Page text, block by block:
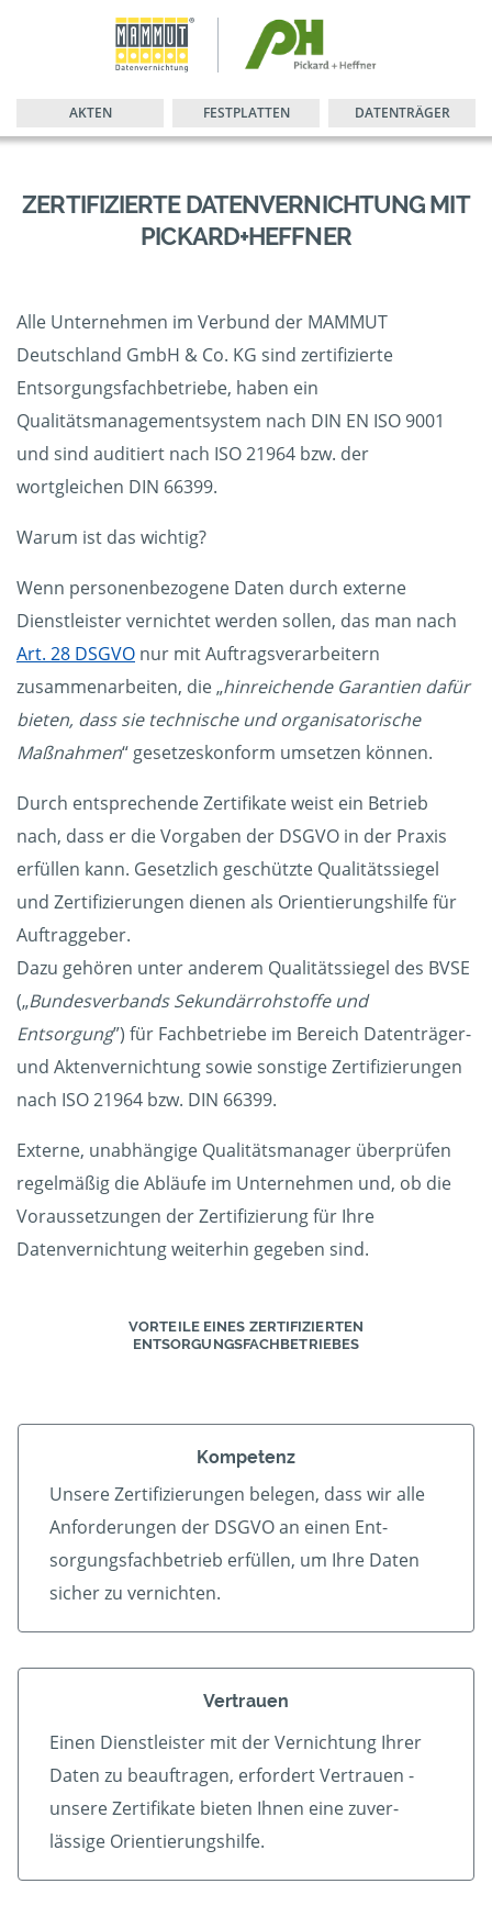
AKTEN FESTPLATTEN DATENTRÄGER
ZERTIFIZIERTE DATENVERNICHTUNG MIT
PICKARD+HEFFNER
Alle Unternehmen im Verbund der MAMMUT
Deutschland GmbH & Co. KG sind zertifizierte
Entsorgungsfachbetriebe, haben ein
Qualitätsmanagementsystem nach DIN EN ISO 9001
und sind auditiert nach ISO 21964 bzw. der
wortgleichen DIN 66399.
Warum ist das wichtig?
Wenn personenbezogene Daten durch externe
Dienstleister vernichtet werden sollen, das man nach
Art. 28 DSGVO nur mit Auftragsverarbeitern
zusammenarbeiten, die „hinreichende Garantien dafür
bieten, dass sie technische und organisatorische
Maßnahmen“ gesetzeskonform umsetzen können.
Durch entsprechende Zertifikate weist ein Betrieb
nach, dass er die Vorgaben der DSGVO in der Praxis
erfüllen kann. Gesetzlich geschützte Qualitätssiegel
und Zertifizierungen dienen als Orientierungshilfe für
Auftraggeber.
Dazu gehören unter anderem Qualitätssiegel des BVSE
(„Bundesverbands Sekundärrohstoffe und
Entsorgung”) für Fachbetriebe im Bereich Datenträger-
und Aktenvernichtung sowie sonstige Zertifizierungen
nach ISO 21964 bzw. DIN 66399.
Externe, unabhängige Qualitätsmanager überprüfen
regelmäßig die Abläufe im Unternehmen und, ob die
Voraussetzungen der Zertifizierung für Ihre
Datenvernichtung weiterhin gegeben sind.
VORTEILE EINES ZERTIFIZIERTEN
ENTSORGUNGSFACHBETRIEBES
Kompetenz
Unsere Zertifizierungen belegen, dass wir alle
An­forder­ungen der DSGVO an einen Ent­
sorgungs­fach­betrieb er­füllen, um Ihre Daten
sicher zu vernichten.
Vertrauen
Einen Dienstleister mit der Vern­ichtung Ihrer
Daten zu beauf­tragen, erfordert Vertrauen -
unsere Zerti­fikate bieten Ihnen eine zu­ver­
lässige Orientierungshilfe.